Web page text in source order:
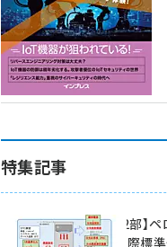
特集記事
特集【第2部】
電池の国際標